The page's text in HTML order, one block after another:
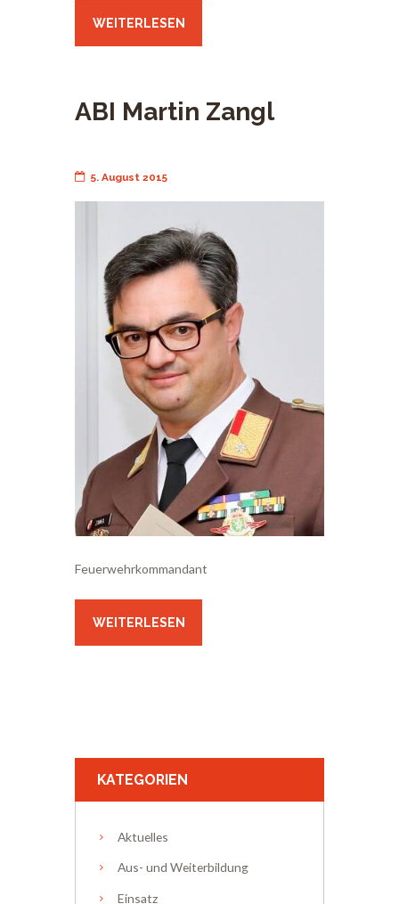
WEITERLESEN
ABI Martin Zangl
5. August 2015
Feuerwehrkommandant
WEITERLESEN
KATEGORIEN
Aktuelles
Aus- und Weiterbildung
Einsatz